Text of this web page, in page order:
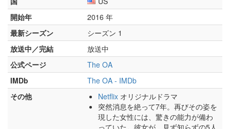
開始年
2016 年
最新シーズン
シーズン 1
放送中／完結
放送中
公式ページ
The OA
IMDb
The OA - IMDb
その他
Netflix オリジナルドラマ
突然消息を絶って7年。再びその姿を
現した女性には、驚きの能力が備わ
っていた。彼女が、見ず知らずの5人